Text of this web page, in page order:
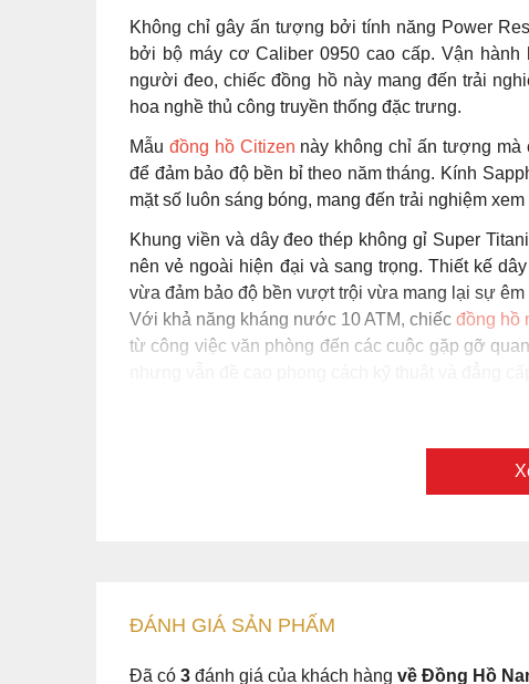
Không chỉ gây ấn tượng bởi tính năng Power
bởi bộ máy cơ Caliber 0950 cao cấp. Vận
người đeo, chiếc đồng hồ này mang đến trải
hoa nghề thủ công truyền thống đặc trưng.
Mẫu đồng hồ Citizen này không chỉ ấn tượng
để đảm bảo độ bền bỉ theo năm tháng. Kính
mặt số luôn sáng bóng, mang đến trải nghiệm
Khung viền và dây đeo thép không gỉ Super
nên vẻ ngoài hiện đại và sang trọng. Thiết kế
vừa đảm bảo độ bền vượt trội vừa mang lại sự êm
Với khả năng kháng nước 10 ATM, chiếcđồng hồ
từ công việc văn phòng đến các cuộc gặp gỡ
ĐÁNH GIÁ SẢN PHẤM
Đã có 3 đánh giá của khách hàng về Đồng Hồ